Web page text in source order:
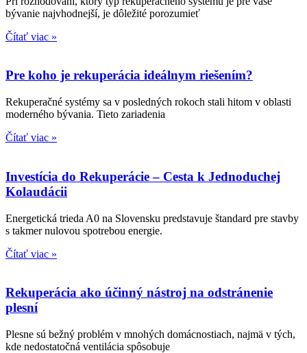
bývanie najvhodnejší, je dôležité porozumieť
Čítať viac »
Pre koho je rekuperácia ideálnym riešením?
Rekuperačné systémy sa v posledných rokoch stali hitom v oblasti
moderného bývania. Tieto zariadenia
Čítať viac »
Investícia do Rekuperácie – Cesta k Jednoduchej
Kolaudácii
Energetická trieda A0 na Slovensku predstavuje štandard pre stavby
s takmer nulovou spotrebou energie.
Čítať viac »
Rekuperácia ako účinný nástroj na odstránenie
plesní
Plesne sú bežný problém v mnohých domácnostiach, najmä v tých,
kde nedostatočná ventilácia spôsobuje